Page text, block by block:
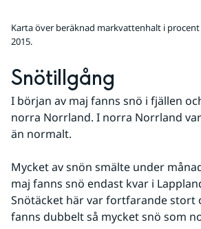
Karta över beräknad markvattenhalt i
2015.
Snötillgång
I början av maj fanns snö i fjällen
norra Norrland. I norra Norrland
än normalt.
Mycket av snön smälte under
maj fanns snö endast kvar i
Snötäcket här var fortfarande stort
fanns dubbelt så mycket snö som